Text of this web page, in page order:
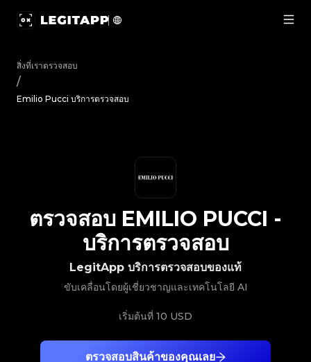
สิ่งที่เราตรวจสอบ
/
Emilio Pucci บริการตรวจสอบ
ตรวจสอบสินค้าของคุณเลย
LegitApp บริการตรวจสอบของแท้
ขับเคลื่อนโดยผู้เชี่ยวชาญและเทคโนโลยี AI
เริ่มต้นที่ 10 USD
ตรวจสอบ EMILIO PUCCI -
บริการตรวจสอบ